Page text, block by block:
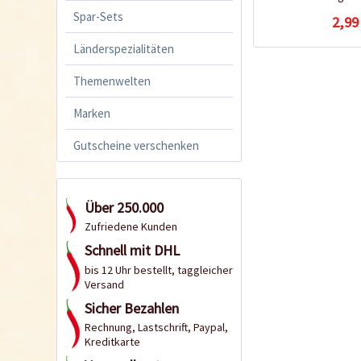
Spar-Sets
Länderspezialitäten
Themenwelten
Marken
Gutscheine verschenken
Über 250.000
Zufriedene Kunden
Schnell mit DHL
bis 12 Uhr bestellt, taggleicher
Versand
Sicher Bezahlen
Rechnung, Lastschrift, Paypal,
Kreditkarte